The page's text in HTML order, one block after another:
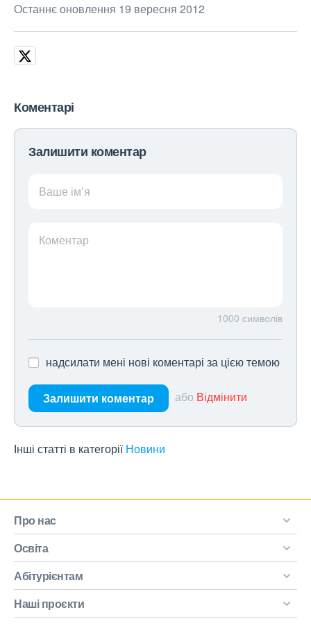
Останнє оновлення 19 вересня 2012
Коментарі
Залишити коментар
Ваше ім’я
Коментар
1000 символів
надсилати мені нові коментарі за цією темою
Залишити коментар або Відмінити
Інші статті в категорії Новини
Про нас
Освіта
Абітурієнтам
Наші проєкти